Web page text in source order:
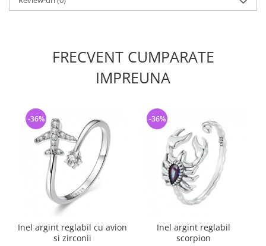
FRECVENT CUMPARATE
IMPREUNA
Inel argint reglabil cu avion
si zirconii
-36%
Inel argint reglabil
scorpion
-36%